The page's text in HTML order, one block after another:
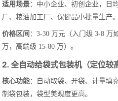
适用场景：中小企业、初创企业，日
厂、粮油加工厂、保健品小批量生产。
价格区间 ：3-30 万元（入门级 3-8 万
万，高端级 15-80 万）。
2. 全自动给袋式包装机（定位较
核心功能：自动取袋、开袋、计量填
制袋包装，袋型美观度更高。